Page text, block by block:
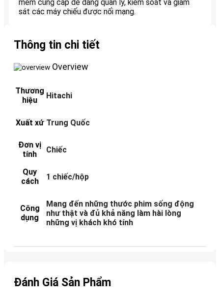
mềm cung cấp dễ dàng quản lý, kiểm soát và giám
sát các máy chiếu được nối mạng.
Thông tin chi tiết
Overview
Thương
hiệu
Hitachi
Xuất xứ Trung Quốc
Đơn vị
tính
Chiếc
Quy
cách
1 chiếc/hộp
Công
dụng
Mang đến những thước phim sống động
như thật và đủ khả năng làm hài lòng
những vị khách khó tính
Đánh Giá Sản Phẩm